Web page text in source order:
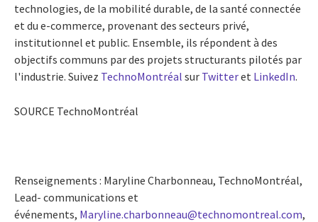
technologies, de la mobilité durable, de la santé connectée
et du e-commerce, provenant des secteurs privé,
institutionnel et public. Ensemble, ils répondent à des
objectifs communs par des projets structurants pilotés par
l'industrie. Suivez TechnoMontréal sur Twitteret LinkedIn.
SOURCE TechnoMontréal
Renseignements : Maryline Charbonneau, TechnoMontréal,
Lead- communications et
événements, Maryline.charbonneau@technomontreal.com,